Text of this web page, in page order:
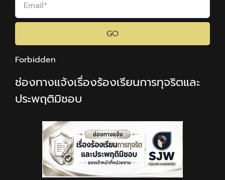
GO
Forbidden
ช่องทางแจ้งเรื่องร้องเรียนการทุจริตและ
ประพฤติมิชอบ